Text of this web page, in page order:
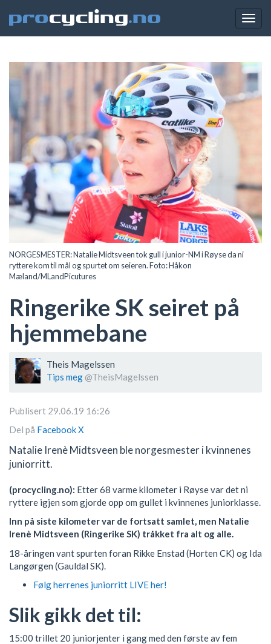
NORGESMESTER: Natalie Midtsveen tok gull i junior-NM i Røyse da ni
ryttere kom til mål og spurtet om seieren. Foto: Håkon
Mæland/MLandPicutures
Ringerike SK seiret på
hjemmebane
Theis Magelssen
Tips meg @TheisMagelssen
Publisert 29.06.19 16:26
Del på FacebookX
Natalie Irenè Midtsveen ble norgesmester i kvinnenes
juniorritt.
(procycling.no): Etter 68 varme kilometer i Røyse var det ni
ryttere igjen som gjorde opp om gullet i kvinnenes juniorklasse.
Inn på siste kilometer var de fortsatt samlet, men Natalie
Irenè Midtsveen (Ringerike SK) tråkket fra alt og alle.
18-åringen vant spurten foran Rikke Enstad (Horten CK) og Ida
Langørgen (Gauldal SK).
Følg herrenes juniorritt LIVE her!
Slik gikk det til:
15:00 trillet 20 juniorjenter i gang med den første av fem